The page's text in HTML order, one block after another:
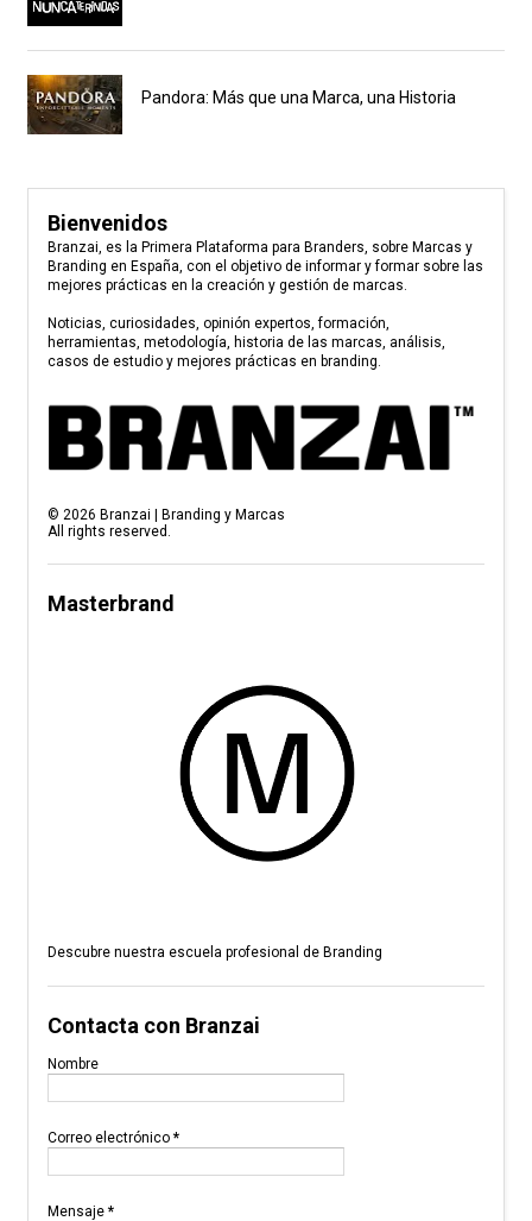
Pandora: Más que una Marca, una Historia
Bienvenidos
Branzai, es la Primera Plataforma para Branders, sobre Marcas y
Branding en España, con el objetivo de informar y formar sobre las
mejores prácticas en la creación y gestión de marcas.
Noticias, curiosidades, opinión expertos, formación,
herramientas, metodología, historia de las marcas, análisis,
casos de estudio y mejores prácticas en branding.
© 2026 Branzai | Branding y Marcas
All rights reserved.
Masterbrand
Descubre nuestra escuela profesional de Branding
Contacta con Branzai
Nombre
Correo electrónico *
Mensaje *